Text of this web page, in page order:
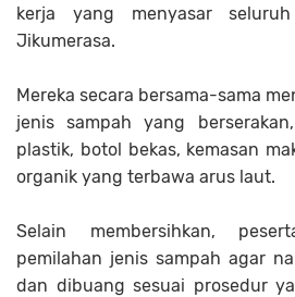
kerja yang menyasar
Jikumerasa.
Mereka secara bersama-sama
jenis sampah yang
plastik, botol bekas, kemasan
organik yang terbawa arus laut.
Selain membersihkan,
pemilahan jenis sampah agar
dan dibuang sesuai prosedur